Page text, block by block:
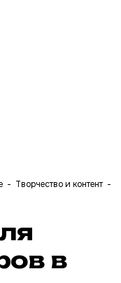
Творчество и контент
в